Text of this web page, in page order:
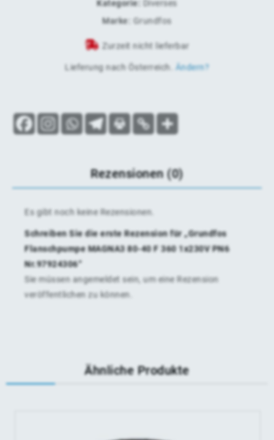
Kategorie:
Diverses
Marke:
Grundfos
Zurzeit nicht lieferbar
Lieferung nach Österreich Ändern?
Rezensionen (0)
Es gibt noch keine Rezensionen.
Schreiben Sie die erste Rezension für „Grundfos
Flanschpumpe MAGNA3 80-40 F 360 1x230V PN6
Nr.97924306“
Sie müssen angemeldet sein, um eine Rezension
veröffentlichen zu können.
Ähnliche Produkte